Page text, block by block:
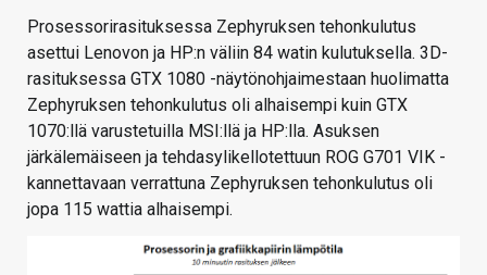
Prosessorirasituksessa Zephyruksen tehonkulutus
asettui Lenovon ja HP:n väliin 84 watin kulutuksella. 3D-
rasituksessa GTX 1080 -näytönohjaimestaan huolimatta
Zephyruksen tehonkulutus oli alhaisempi kuin GTX
1070:llä varustetuilla MSI:llä ja HP:lla. Asuksen
järkälemäiseen ja tehdasylikellotettuun ROG G701 VIK -
kannettavaan verrattuna Zephyruksen tehonkulutus oli
jopa 115 wattia alhaisempi.